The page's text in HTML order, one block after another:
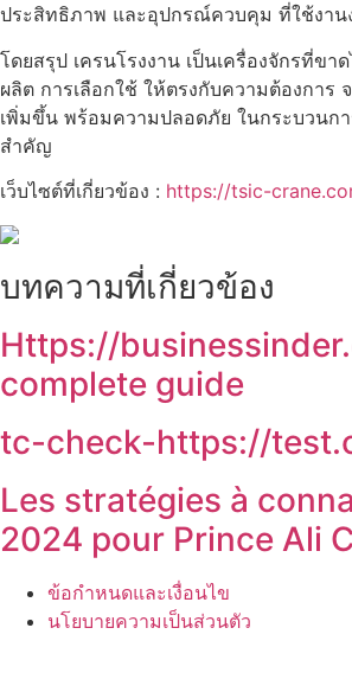
ประสิทธิภาพ และอุปกรณ์ควบคุม ที่ใช้งาน
โดยสรุป เครนโรงงาน เป็นเครื่องจักรที่ขา
ผลิต การเลือกใช้ ให้ตรงกับความต้องการ
เพิ่มขึ้น พร้อมความปลอดภัย ในกระบวนก
สำคัญ
เว็บไซต์ที่เกี่ยวข้อง : https://tsic-
บทความที่เกี่ยวข้อง
Https://
complete guide
tc-check-https://
Les stratégies à
2024 pour Prince Ali
ข้อกำหนดและเงื่อนไข
นโยบายความเป็นส่วนตัว